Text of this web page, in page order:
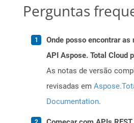
Perguntas
Onde posso encontrar as
API Aspose. Total Cloud
As notas de versão
revisadas em
Documentation.